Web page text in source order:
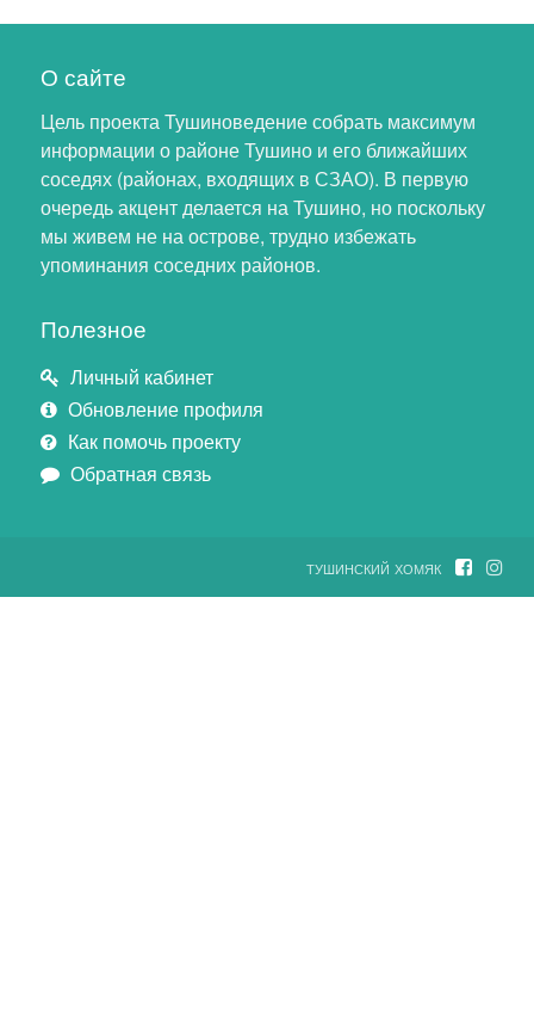
О сайте
Цель проекта Тушиноведение собрать максимум
информации о районе Тушино и его ближайших
соседях (районах, входящих в СЗАО). В первую
очередь акцент делается на Тушино, но поскольку
мы живем не на острове, трудно избежать
упоминания соседних районов.
Полезное
Личный кабинет
Обновление профиля
Как помочь проекту
Обратная связь
тушинский хомяк